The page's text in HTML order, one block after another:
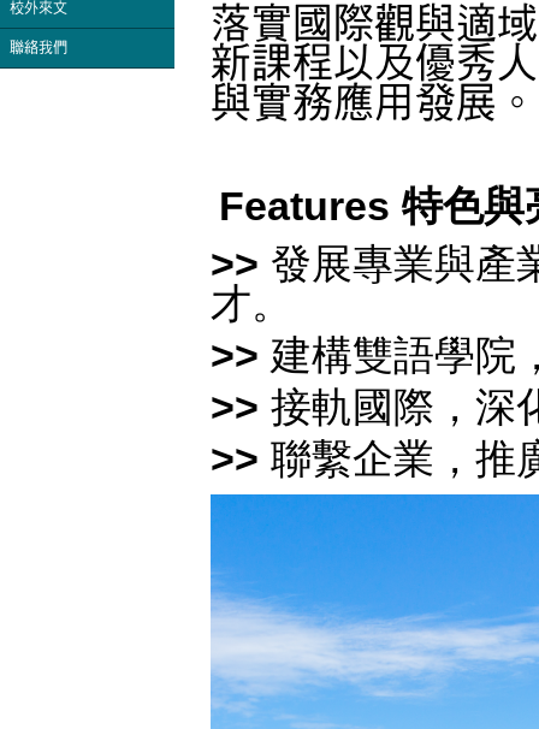
校外來文
聯絡我們
落實國際觀與適
新課程以及優秀
與實務應用發展。
Features 特色與
>> 發展專業與產
才。
>> 建構雙語學院
>> 接軌國際，深
>> 聯繫企業，推